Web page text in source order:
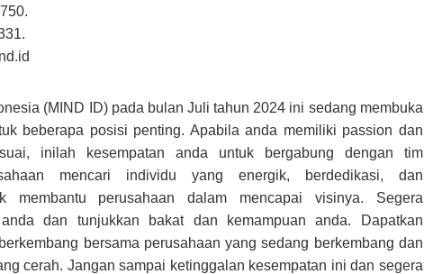
(MIND ID) pada bulan Juli tahun 2024 ini sedang membuka
beberapa posisi penting. Apabila anda memiliki passion dan
inilah kesempatan anda untuk bergabung dengan tim
mencari individu yang energik, berdedikasi, dan
membantu perusahaan dalam mencapai visinya. Segera
dan tunjukkan bakat dan kemampuan anda. Dapatkan
bersama perusahaan yang sedang berkembang dan
cerah. Jangan sampai ketinggalan kesempatan ini dan segera